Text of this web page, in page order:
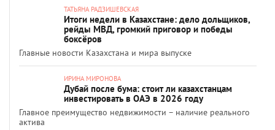
ТАТЬЯНА РАДЗИШЕВСКАЯ
Итоги недели в Казахстане: дело дольщиков,
рейды МВД, громкий приговор и победы
боксёров
Главные новости Казахстана и мира выпуске
ИРИНА МИРОНОВА
Дубай после бума: стоит ли казахстанцам
инвестировать в ОАЭ в 2026 году
Главное преимущество недвижимости – наличие реального
актива